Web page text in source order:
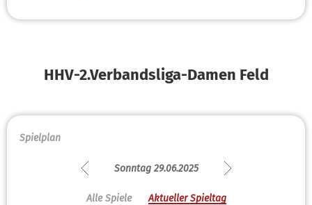
HHV-2.Verbandsliga-Damen Feld
Spielplan
Sonntag 29.06.2025
Alle Spiele Aktueller Spieltag